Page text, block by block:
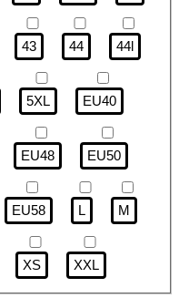
43 44 44l
5XL EU40
EU48 EU50
EU58 L M
XS XXL